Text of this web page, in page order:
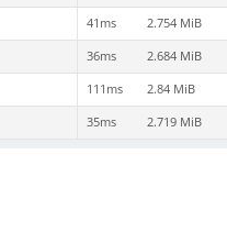
41ms 2.754 MiB
36ms 2.684 MiB
111ms 2.84 MiB
35ms 2.719 MiB